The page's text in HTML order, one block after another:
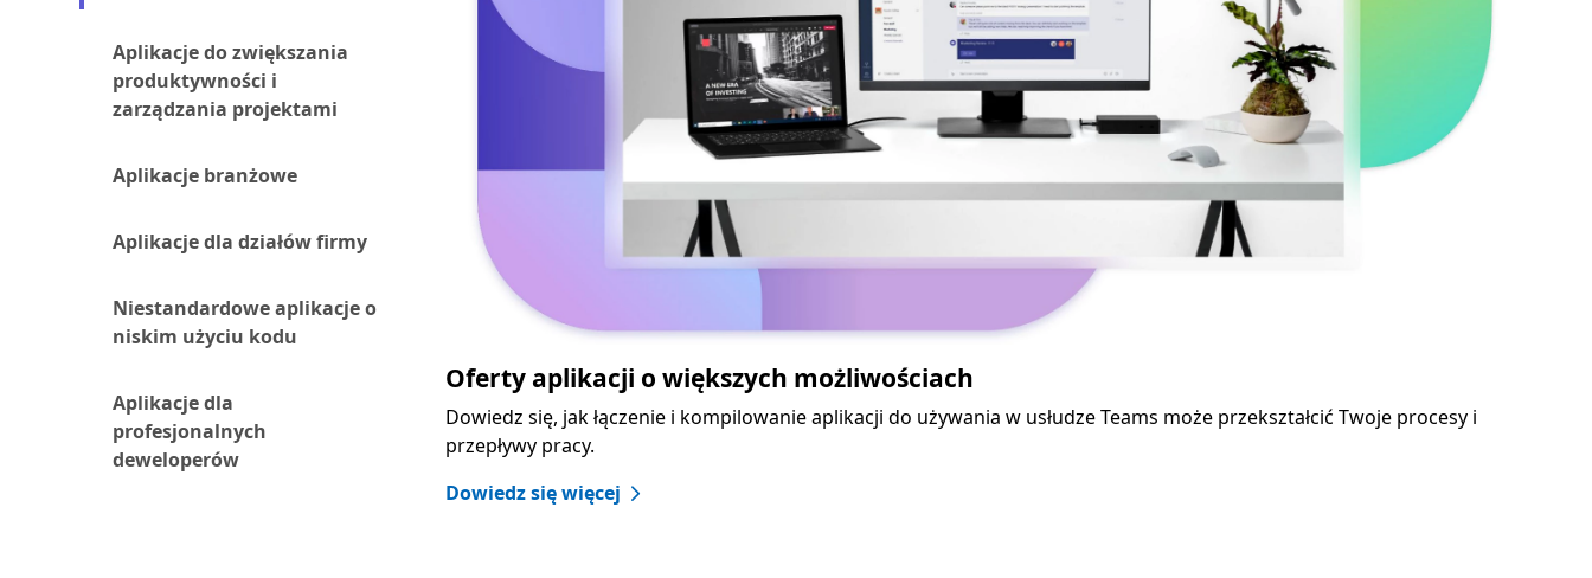
Aplikacje do zwiększania
produktywności i
zarządzania projektami
Aplikacje branżowe
Aplikacje dla działów firmy
Niestandardowe aplikacje o
niskim użyciu kodu
Aplikacje dla
profesjonalnych
deweloperów
Oferty aplikacji o większych możliwościach
Dowiedz się, jak łączenie i kompilowanie aplikacji do używania w usłudze Teams może przekształcić Twoje procesy i
przepływy pracy.
Dowiedz się więcej